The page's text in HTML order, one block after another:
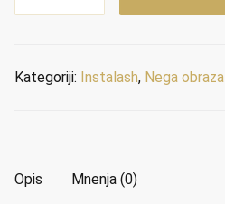
Pack
Kategoriji: Instalash, Nega obraza
Opis Mnenja (0)